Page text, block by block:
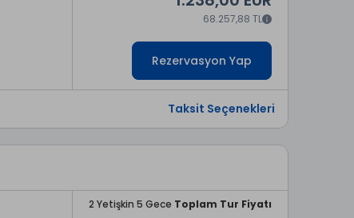
68.257,88 TL
Rezervasyon Yap
Taksit Seçenekleri
2 Yetişkin 5 Gece Toplam Tur Fiyatı